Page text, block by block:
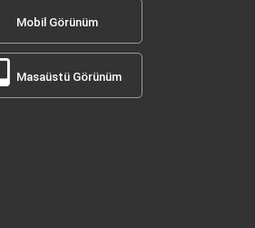
Mobil Görünüm
Masaüstü Görünüm